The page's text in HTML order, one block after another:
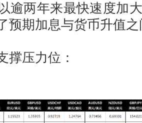
逾两年来最快速度加
预期加息与货币升值
压力位：